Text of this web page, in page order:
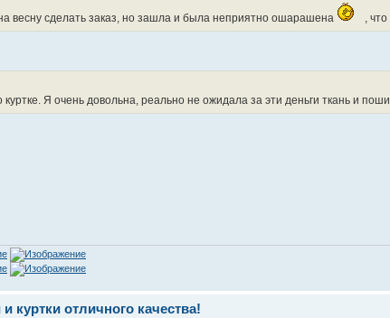
весну сделать заказ, но зашла и была неприятно ошарашена ,
Я очень довольна, реально не ожидала за эти деньги ткань и
куртки отличного качества!